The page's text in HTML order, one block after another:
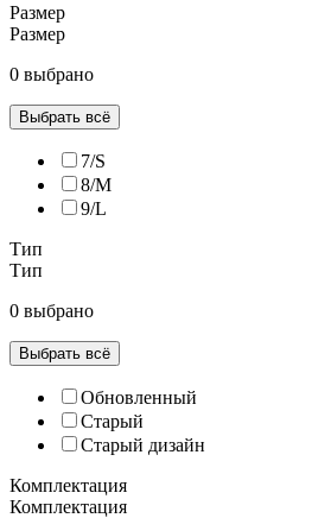
Размер
Размер
0 выбрано
Выбрать всё
7/S
8/M
9/L
Тип
Тип
0 выбрано
Выбрать всё
Обновленный
Старый
Старый дизайн
Комплектация
Комплектация